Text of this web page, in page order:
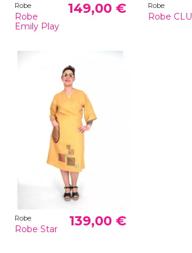
Robe
Robe
Emily Play
149,00 € Robe
Robe CLU
Robe
Robe Star
139,00 €